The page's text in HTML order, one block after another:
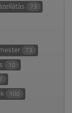
73
73
10
100